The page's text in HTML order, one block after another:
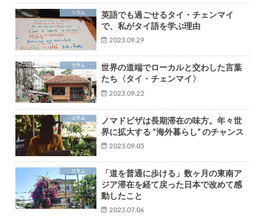
コラム
英語でも過ごせるタイ・チェンマイ
で、私がタイ語を学ぶ理由
2023.09.29
コラム
世界の道端でローカルと交わした言葉
たち〈タイ・チェンマイ〉
2023.09.22
コラム
ノマドビザは長期滞在の味方。年々世
界に拡大する “海外暮らし” のチャンス
2023.09.05
コラム
「道を普通に歩ける」数ヶ月の東南ア
ジア滞在を経て戻った日本で改めて感
動したこと
2023.07.06